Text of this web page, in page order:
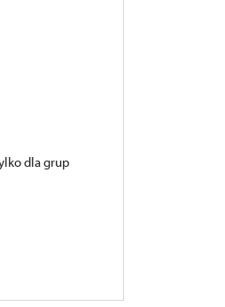
dla grup